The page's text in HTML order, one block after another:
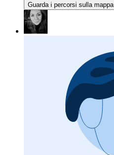
Guarda i percorsi sulla mappa